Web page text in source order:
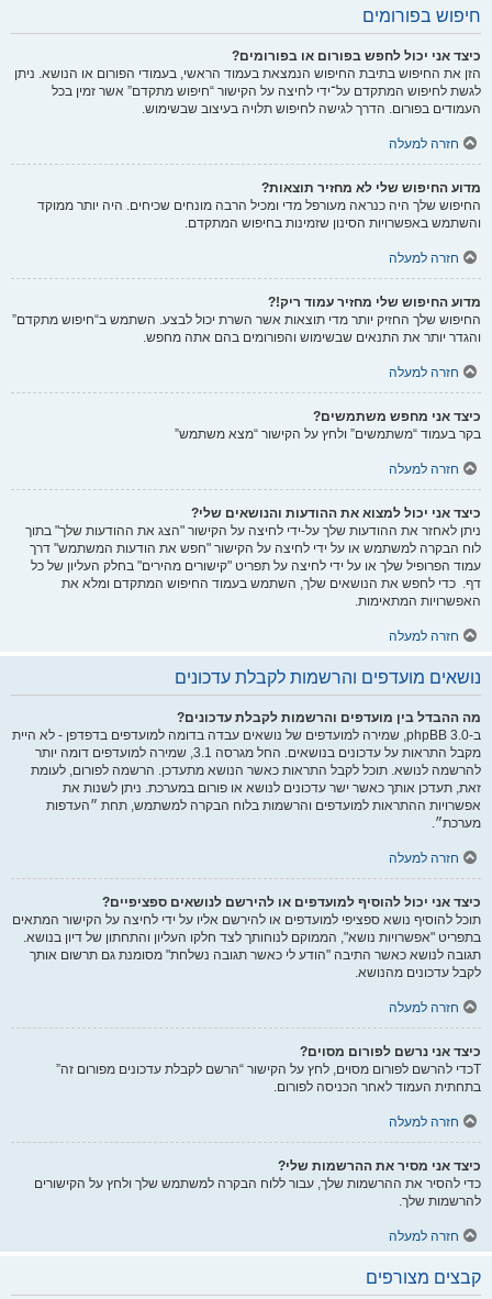
חיפוש בפורומים
כיצד אני יכול לחפש בפורום או בפורומים?
הזן את החיפוש בתיבת החיפוש הנמצאת בעמוד הראשי, בעמודי הפורום או הנושא. ניתן
לגשת לחיפוש המתקדם על־ידי לחיצה על הקישור “חיפוש מתקדם” אשר זמין בכל
העמודים בפורום. הדרך לגישה לחיפוש תלויה בעיצוב שבשימוש.
חזרה למעלה
מדוע החיפוש שלי לא מחזיר תוצאות?
החיפוש שלך היה כנראה מעורפל מדי ומכיל הרבה מונחים שכיחים. היה יותר ממוקד
והשתמש באפשרויות הסינון שזמינות בחיפוש המתקדם.
חזרה למעלה
מדוע החיפוש שלי מחזיר עמוד ריק!?
החיפוש שלך החזיק יותר מדי תוצאות אשר השרת יכול לבצע. השתמש ב“חיפוש מתקדם”
והגדר יותר את התנאים שבשימוש והפורומים בהם אתה מחפש.
חזרה למעלה
כיצד אני מחפש משתמשים?
בקר בעמוד “משתמשים” ולחץ על הקישור “מצא משתמש”
חזרה למעלה
כיצד אני יכול למצוא את ההודעות והנושאים שלי?
ניתן לאחזר את ההודעות שלך על-ידי לחיצה על הקישור "הצג את ההודעות שלך" בתוך
לוח הבקרה למשתמש או על ידי לחיצה על הקישור "חפש את הודעות המשתמש" דרך
עמוד הפרופיל שלך או על ידי לחיצה על תפריט "קישורים מהירים" בחלק העליון של כל
דף. כדי לחפש את הנושאים שלך, השתמש בעמוד החיפוש המתקדם ומלא את
האפשרויות המתאימות.
חזרה למעלה
נושאים מועדפים והרשמות לקבלת עדכונים
מה ההבדל בין מועדפים והרשמות לקבלת עדכונים?
ב-phpBB 3.0, שמירה למועדפים של נושאים עבדה בדומה למועדפים בדפדפן - לא היית
מקבל התראות על עדכונים בנושאים. החל מגרסה 3.1, שמירה למועדפים דומה יותר
להרשמה לנושא. תוכל לקבל התראות כאשר הנושא מתעדכן. הרשמה לפורום, לעומת
זאת, תעדכן אותך כאשר ישר עדכונים לנושא או פורום במערכת. ניתן לשנות את
אפשרויות ההתראות למועדפים והרשמות בלוח הבקרה למשתמש, תחת ״העדפות
מערכת״.
חזרה למעלה
כיצד אני יכול להוסיף למועדפים או להירשם לנושאים ספציפיים?
תוכל להוסיף נושא ספציפי למועדפים או להירשם אליו על ידי לחיצה על הקישור המתאים
בתפריט "אפשרויות נושא", הממוקם לנוחותך לצד חלקו העליון והתחתון של דיון בנושא.
תגובה לנושא כאשר התיבה "הודע לי כאשר תגובה נשלחת" מסומנת גם תרשום אותך
לקבל עדכונים מהנושא.
חזרה למעלה
כיצד אני נרשם לפורום מסוים?
Tכדי להרשם לפורום מסוים, לחץ על הקישור “הרשם לקבלת עדכונים מפורום זה”
בתחתית העמוד לאחר הכניסה לפורום.
חזרה למעלה
כיצד אני מסיר את ההרשמות שלי?
כדי להסיר את ההרשמות שלך, עבור ללוח הבקרה למשתמש שלך ולחץ על הקישורים
להרשמות שלך.
חזרה למעלה
קבצים מצורפים